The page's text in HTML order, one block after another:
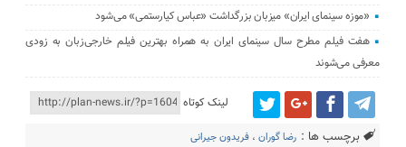
«موزه سینمای ایران» میزبان بزرگداشت «عباس کیارستمی» می‌شود
هفت فیلم مطرح سال سینمای ایران به همراه بهترین فیلم خارجی‌زبان به زودی
معرفی می‌شوند
لینک کوتاه
برچسب ها : رضا گوران ،فریدون جیرانی